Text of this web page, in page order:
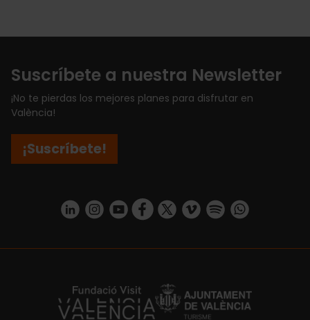
Suscríbete a nuestra Newsletter
¡No te pierdas los mejores planes para disfrutar en
València!
¡Suscríbete!
https://www.linkedin.com/company/turismo-valencia/mycompany/
https://www.instagram.com/visit_valencia/
https://www.youtube.com/user/
https://www.facebook.com/
https://twitter.com/
https://vimeo.com/
https://https://api.whatsapp.com/
https://fundacion.visitvalencia.com/